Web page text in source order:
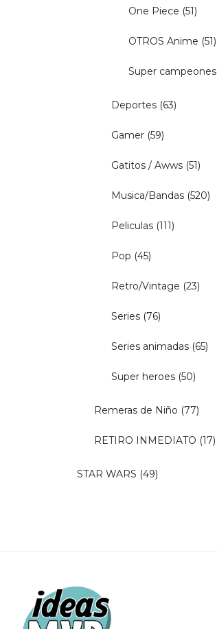
One Piece (51)
OTROS Anime (51)
Super campeones
Deportes (63)
Gamer (59)
Gatitos / Awws (51)
Musica/Bandas (520)
Peliculas (111)
Pop (45)
Retro/Vintage (23)
Series (76)
Series animadas (65)
Super heroes (50)
Remeras de Niño (77)
RETIRO INMEDIATO (17)
STAR WARS (49)